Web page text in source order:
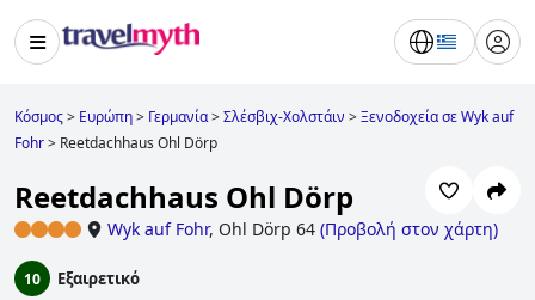
Κόσμος> Ευρώπη> Γερμανία>Σλέσβιχ-Χολστάιν >Ξενοδοχεία σε Wyk auf
Fohr> Reetdachhaus Ohl Dörp
Reetdachhaus Ohl Dörp
Wyk auf Fohr, Ohl Dörp 64 (Προβολή στον χάρτη)
10 Εξαιρετικό